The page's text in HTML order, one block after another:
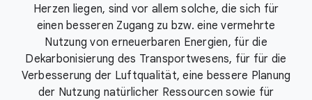
Herzen liegen, sind vor allem solche, die sich für
einen besseren Zugang zu bzw. eine vermehrte
Nutzung von erneuerbaren Energien, für die
Dekarbonisierung des Transportwesens, für für die
Verbesserung der Luftqualität, eine bessere Planung
der Nutzung natürlicher Ressourcen sowie für